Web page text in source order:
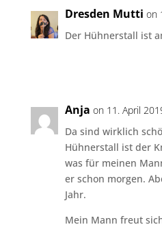
Dresden Mutti on
Der Hühnerstall ist
Anja on 11. April
Da sind wirklich
Hühnerstall ist der
was für meinen
er schon morgen.
Jahr.
Mein Mann freut